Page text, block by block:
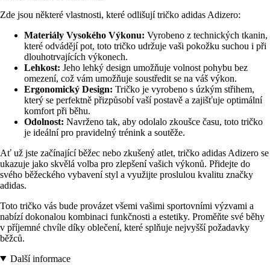
Zde jsou některé vlastnosti, které odlišují tričko adidas Adizero:
Materiály Vysokého Výkonu: Vyrobeno z technických tkanin,
které odvádějí pot, toto tričko udržuje vaši pokožku suchou i při
dlouhotrvajících výkonech.
Lehkost: Jeho lehký design umožňuje volnost pohybu bez
omezení, což vám umožňuje soustředit se na váš výkon.
Ergonomický Design: Tričko je vyrobeno s úzkým střihem,
který se perfektně přizpůsobí vaší postavě a zajišťuje optimální
komfort při běhu.
Odolnost: Navrženo tak, aby odolalo zkoušce času, toto tričko
je ideální pro pravidelný trénink a soutěže.
Ať už jste začínající běžec nebo zkušený atlet, tričko adidas Adizero se
ukazuje jako skvělá volba pro zlepšení vašich výkonů. Přidejte do
svého běžeckého vybavení styl a využijte proslulou kvalitu značky
adidas.
Toto tričko vás bude provázet všemi vašimi sportovními výzvami a
nabízí dokonalou kombinaci funkčnosti a estetiky. Proměňte své běhy
v příjemné chvíle díky oblečení, které splňuje nejvyšší požadavky
běžců.
Další informace